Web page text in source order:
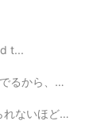
22:22
t...
前に、僕はイー...
アニマル・ファー...